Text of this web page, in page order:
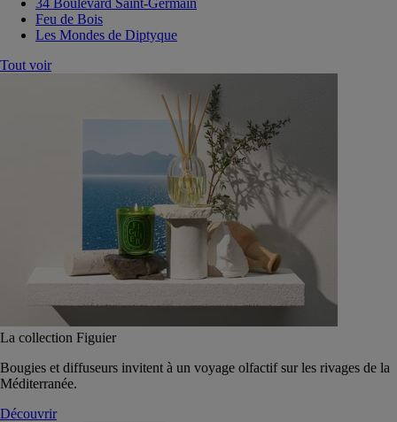
34 Boulevard Saint-Germain
Feu de Bois
Les Mondes de Diptyque
Tout voir
La collection Figuier
Bougies et diffuseurs invitent à un voyage olfactif sur les rivages de la
Méditerranée.
Découvrir